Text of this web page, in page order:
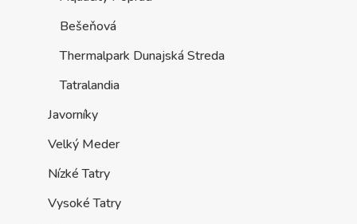
Bešeňová
Thermalpark Dunajská Streda
Tatralandia
Javorníky
Velký Meder
Nízké Tatry
Vysoké Tatry